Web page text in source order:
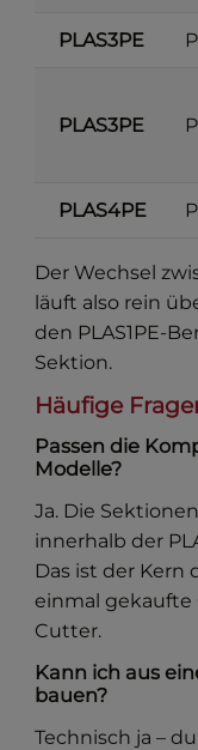
PLAS3PE
PLAS3PE
PLAS4PE
Der Wechsel
läuft also rein
den PLAS1PE-
Sektion.
Häufige
Passen die
Modelle?
Ja. Die
innerhalb der
Das ist der Kern
einmal gekaufte
Cutter.
Kann ich aus
bauen?
Technisch ja –